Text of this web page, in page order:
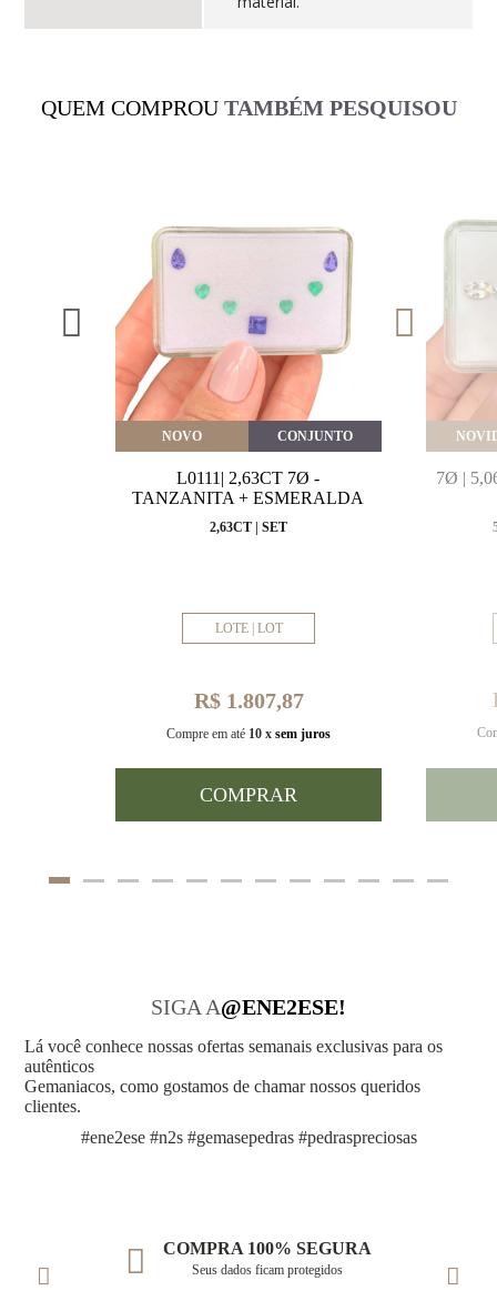
QUEM COMPROU TAMBÉM PESQUISOU
NOVO CONJUNTO
L0111| 2,63CT 7Ø -
TANZANITA + ESMERALDA
2,63CT | SET
LOTE | LOT
R$ 1.807,87
Compre em até 10 x sem juros
COMPRAR
7Ø |
SIGA A@ENE2ESE!
Lá você conhece nossas ofertas semanais exclusivas para os
autênticos
Gemaniacos, como gostamos de chamar nossos queridos
clientes.
#ene2ese #n2s #gemasepedras #pedraspreciosas
COMPRA 100% SEGURA
Seus dados ficam protegidos